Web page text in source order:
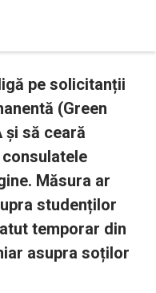
pe solicitanții
(Green
și să ceară
Măsura ar
studenților
temporar din
asupra soților